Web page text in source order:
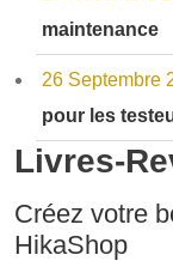
maintenance
26 Septembre
pour les
Livres-
Créez votre
HikaShop